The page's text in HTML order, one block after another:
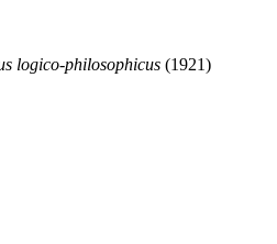
logico-philosophicus (1921)